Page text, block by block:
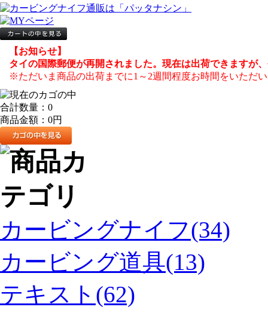
【お知らせ】
タイの国際郵便が再開されました。現在は出荷できますが
※ただいま商品の出荷までに1～2週間程度お時間をいただ
合計数量： 0
商品金額： 0円
カービングナイフ(34)
カービング道具(13)
テキスト(62)